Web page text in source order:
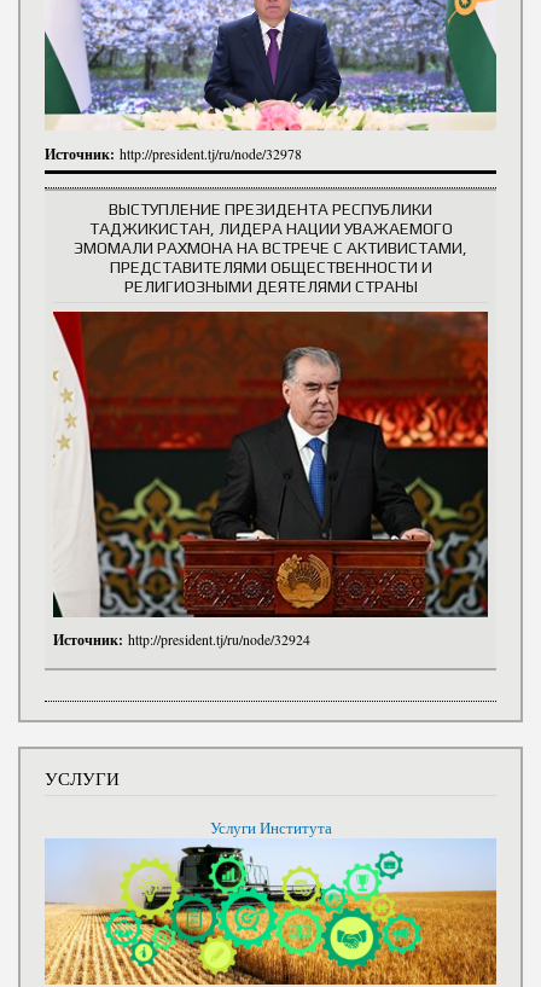
Источник: http://president.tj/ru/node/32978
ВЫСТУПЛЕНИЕ ПРЕЗИДЕНТА РЕСПУБЛИКИ
ТАДЖИКИСТАН, ЛИДЕРА НАЦИИ УВАЖАЕМОГО
ЭМОМАЛИ РАХМОНА НА ВСТРЕЧЕ С АКТИВИСТАМИ,
ПРЕДСТАВИТЕЛЯМИ ОБЩЕСТВЕННОСТИ И
РЕЛИГИОЗНЫМИ ДЕЯТЕЛЯМИ СТРАНЫ
Источник: http://president.tj/ru/node/32924
УСЛУГИ
Услуги Института